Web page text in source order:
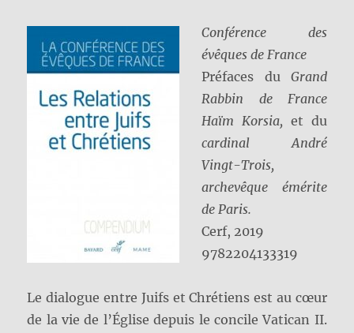
Conférence des
évêques de France
Préfaces du Grand
Rabbin de France
Haïm Korsia, et du
cardinal André
Vingt-Trois,
archevêque émérite
de Paris.
Cerf, 2019
9782204133319
Le dialogue entre Juifs et Chrétiens est au cœur
de la vie de l’Église depuis le concile Vatican II.